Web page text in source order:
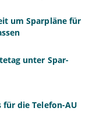
um Sparpläne für
unter Spar-
die Telefon-AU